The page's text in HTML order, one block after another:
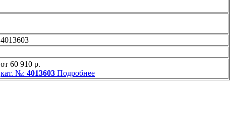
4013603
от 60 910 р.
кат. №: 4013603 Подробнее